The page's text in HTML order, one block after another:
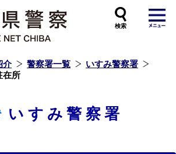
介 警察署一覧
いすみ警察署
在所
いすみ警察署